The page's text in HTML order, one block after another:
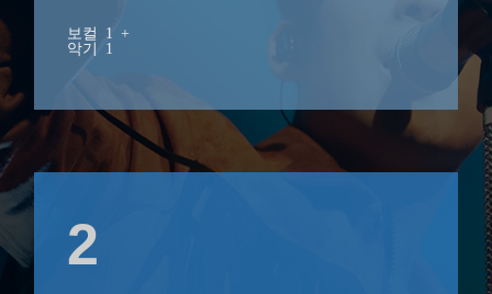
보컬 1 +
악기 1
2